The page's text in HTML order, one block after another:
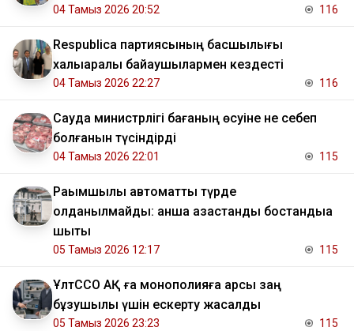
04 Тамыз 2026 20:52 116
Respublica партиясының басшылығы
халықаралық байқаушылармен кездесті
04 Тамыз 2026 22:27 116
Сауда министрлігі бағаның өсуіне не себеп
болғанын түсіндірді
04 Тамыз 2026 22:01 115
Рақымшылық автоматты түрде
қолданылмайды: қанша қазақстандық бостандыққа
шықты
05 Тамыз 2026 12:17 115
ҰлтССО АҚ ға монополияға қарсы заң
бұзушылық үшін ескерту жасалды
05 Тамыз 2026 23:23 115